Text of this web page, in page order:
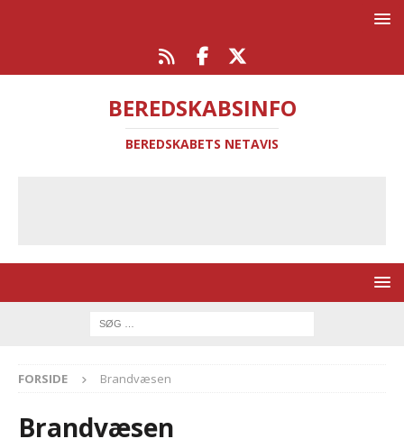
BEREDSKABSINFO
BEREDSKABETS NETAVIS
FORSIDE Brandvæsen
Brandvæsen